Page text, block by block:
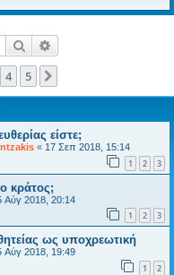
η
Αναζήτηση
4 5
είστε;
« 17 Σεπ 2018, 15:14
1 2 3
κράτος;
Αύγ 2018, 20:14
1 2 3
ως υποχρεωτική
Αύγ 2018, 19:49
1 2